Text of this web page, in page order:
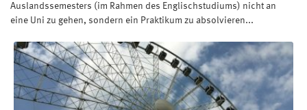
Auslandssemesters (im Rahmen des Englischstudiums) nicht an
eine Uni zu gehen, sondern ein Praktikum zu absolvieren...